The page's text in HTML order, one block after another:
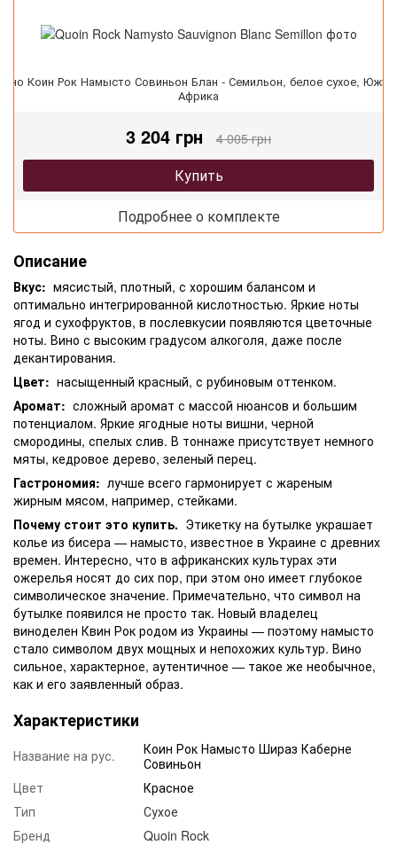
Коин Рок Намысто Совиньон Блан - Семильон, белое сухое,
Африка
3 204 грн 4 005 грн
Купить
Подробнее о комплекте
Описание
Вкус: мясистый, плотный, с хорошим балансом и
оптимально интегрированной кислотностью. Яркие ноты
ягод и сухофруктов, в послевкусии появляются цветочные
ноты. Вино с высоким градусом алкоголя, даже после
декантирования.
Цвет: насыщенный красный, с рубиновым оттенком.
Аромат: сложный аромат с массой нюансов и большим
потенциалом. Яркие ягодные ноты вишни, черной
смородины, спелых слив. В тоннаже присутствует немного
мяты, кедровое дерево, зеленый перец.
Гастрономия: лучше всего гармонирует с жареным
жирным мясом, например, стейками.
Почему стоит это купить. Этикетку на бутылке украшает
колье из бисера — намысто, известное в Украине с древних
времен. Интересно, что в африканских культурах эти
ожерелья носят до сих пор, при этом оно имеет глубокое
символическое значение. Примечательно, что символ на
бутылке появился не просто так. Новый владелец
виноделен Квин Рок родом из Украины — поэтому намысто
стало символом двух мощных и непохожих культур. Вино
сильное, характерное, аутентичное — такое же необычное,
как и его заявленный образ.
Характеристики
Название на рус.
Коин Рок Намысто Шираз Каберне
Совиньон
Цвет
Красное
Тип
Сухое
Бренд
Quoin Rock